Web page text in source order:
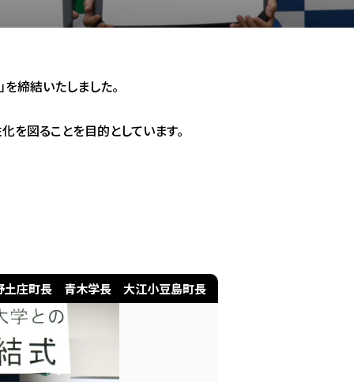
野土庄町長 青木学長 大江小豆島町長
締結いたしました。
図ることを目的としています。